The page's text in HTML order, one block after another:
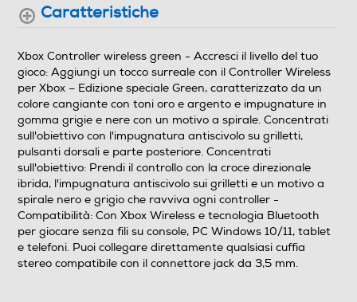
Caratteristiche
Xbox Controller wireless green - Accresci il livello del tuo
gioco: Aggiungi un tocco surreale con il Controller Wireless
per Xbox – Edizione speciale Green, caratterizzato da un
colore cangiante con toni oro e argento e impugnature in
gomma grigie e nere con un motivo a spirale. Concentrati
sull'obiettivo con l'impugnatura antiscivolo su grilletti,
pulsanti dorsali e parte posteriore. Concentrati
sull'obiettivo: Prendi il controllo con la croce direzionale
ibrida, l'impugnatura antiscivolo sui grilletti e un motivo a
spirale nero e grigio che ravviva ogni controller -
Compatibilità: Con Xbox Wireless e tecnologia Bluetooth
per giocare senza fili su console, PC Windows 10/11, tablet
e telefoni. Puoi collegare direttamente qualsiasi cuffia
stereo compatibile con il connettore jack da 3,5 mm.